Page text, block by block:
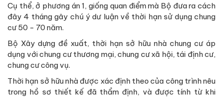
Cụ thể, ở phương án 1, giống quan điểm mà Bộ đưa ra cách
đây 4 tháng gây chú ý dư luận về thời hạn sử dụng chung
cư 50 - 70 năm.
Bộ Xây dựng đề xuất, thời hạn sở hữu nhà chung cư áp
dụng với chung cư thương mại, chung cư xã hội, tái định cư,
chung cư công vụ.
Thời hạn sở hữu nhà được xác định theo của công trình nêu
trong hồ sơ thiết kế đã thẩm định, và được tính từ khi